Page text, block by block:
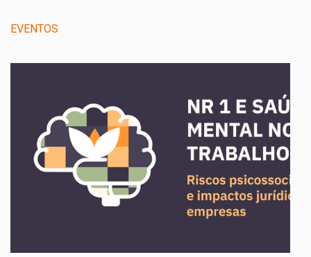
EVENTOS